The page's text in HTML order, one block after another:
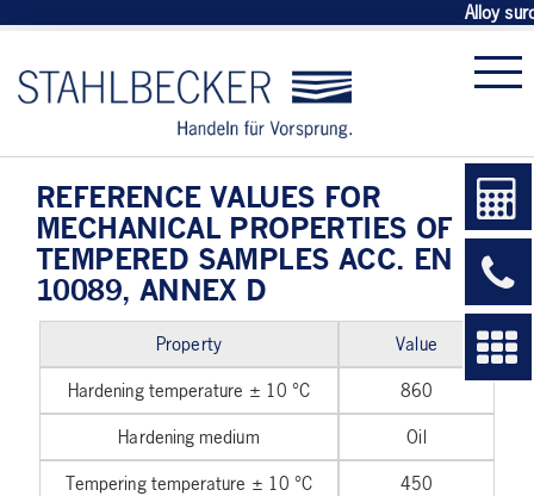
Alloy
REFERENCE VALUES FOR
MECHANICAL PROPERTIES OF
TEMPERED SAMPLES ACC. EN
10089, ANNEX D
Property
Value
Hardening temperature ± 10 °C
860
Hardening medium
Oil
Tempering temperature ± 10 °C
450